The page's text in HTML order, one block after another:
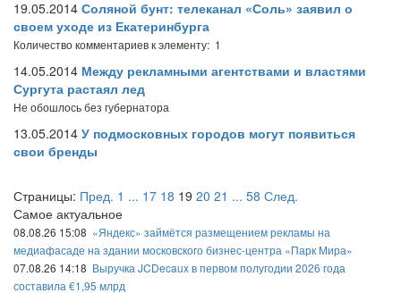
19.05.2014 Соляной бунт: телеканал «Соль» заявил о
своем уходе из Екатеринбурга
Количество комментариев к элементу: 1
14.05.2014 Между рекламными агентствами и властями
Сургута растаял лед
Не обошлось без губернатора
13.05.2014 У подмосковных городов могут появиться
свои бренды
Страницы: Пред. 1 ... 17 18 19 20 21 ... 58 След.
Самое актуальное
08.08.26 15:08 «Яндекс» займётся размещением рекламы на
медиафасаде на здании московского бизнес-центра «Парк Мира»
07.08.26 14:18 Выручка JCDecaux в первом полугодии 2026 года
составила €1,95 млрд